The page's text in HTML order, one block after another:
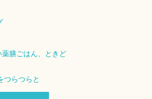
膳ごはん、ときど
らつらと